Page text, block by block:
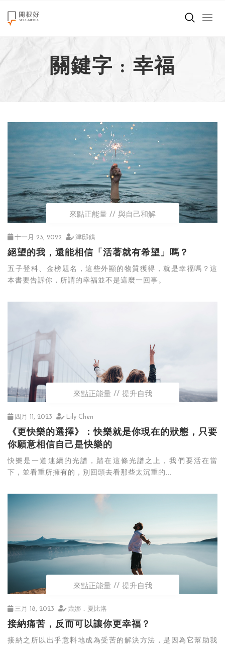
來點正能量
世界在想什麼
創造美好生活
職場商業經濟
影片專區
關於我們
關鍵字 : 幸福
來點正能量 與自己和解
十一月 23, 2022 津邸鶴
絕望的我，還能相信「活著就有希望」嗎？
五子登科、金榜題名，這些外顯的物質獲得，就是幸福嗎？這
本書要告訴你，所謂的幸福並不是這麼一回事。
來點正能量 提升自我
四月 11, 2023 Lily Chen
《更快樂的選擇》：快樂就是你現在的狀態，只要
你願意相信自己是快樂的
快樂是一道連續的光譜，踏在這條光譜之上，我們要活在當
下，並看重所擁有的，別回頭去看那些太沉重的...
來點正能量 提升自我
三月 18, 2023 蕭娜．夏比洛
接納痛苦，反而可以讓你更幸福？
接納之所以出乎意料地成為受苦的解決方法，是因為它幫助我